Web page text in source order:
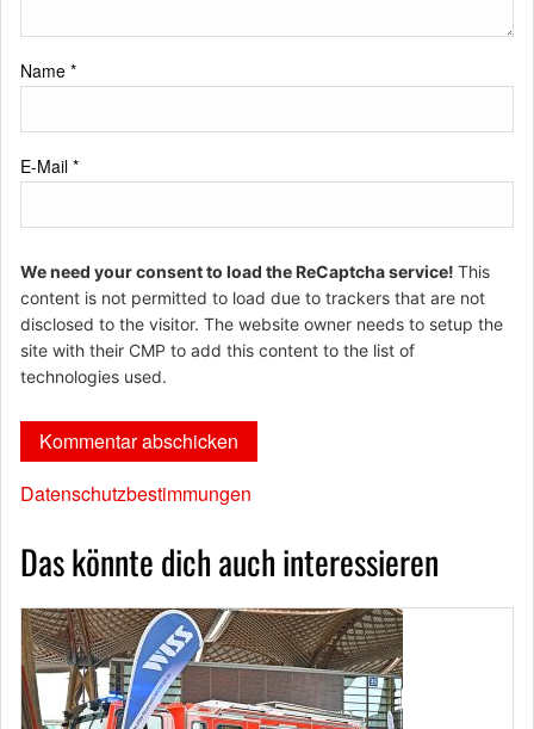
Name *
E-Mail *
We need your consent to load the ReCaptcha service! This
content is not permitted to load due to trackers that are not
disclosed to the visitor. The website owner needs to setup the
site with their CMP to add this content to the list of
technologies used.
Datenschutzbestimmungen
Das könnte dich auch interessieren